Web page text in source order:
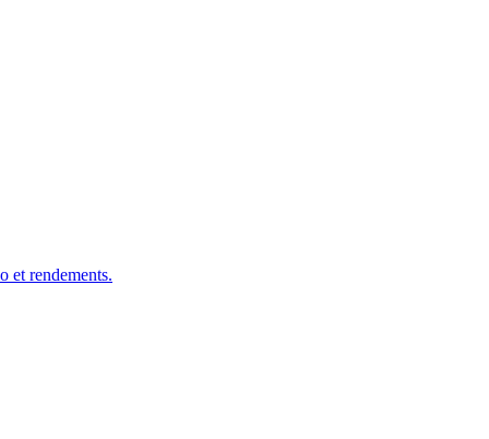
et rendements.